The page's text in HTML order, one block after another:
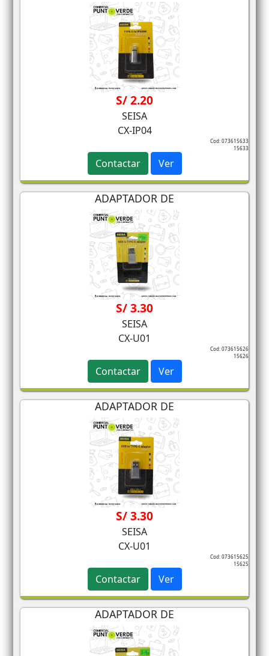
S/ 2.20
SEISA
CX-IP04
Cod: 073615633
15633
Contactar Ver
ADAPTADOR DE
S/ 3.30
SEISA
CX-U01
Cod: 073615626
15626
Contactar Ver
ADAPTADOR DE
S/ 3.30
SEISA
CX-U01
Cod: 073615625
15625
Contactar Ver
ADAPTADOR DE